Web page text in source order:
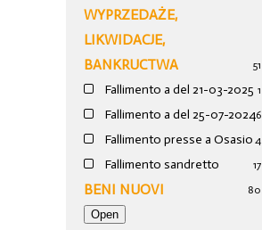
WYPRZEDAŻE,
LIKWIDACJE,
BANKRUCTWA
51
Fallimento a del 21-03-2025 1
Fallimento a del 25-07-20246
Fallimento presse a Osasio 4
Fallimento sandretto 17
BENI NUOVI 80